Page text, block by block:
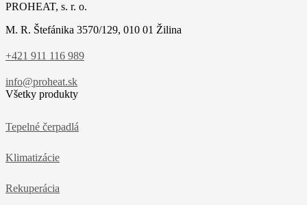
PROHEAT, s. r. o.
M. R. Štefánika 3570/129, 010 01 Žilina
+421 911 116 989
info@proheat.sk
Všetky produkty
Tepelné čerpadlá
Klimatizácie
Rekuperácia